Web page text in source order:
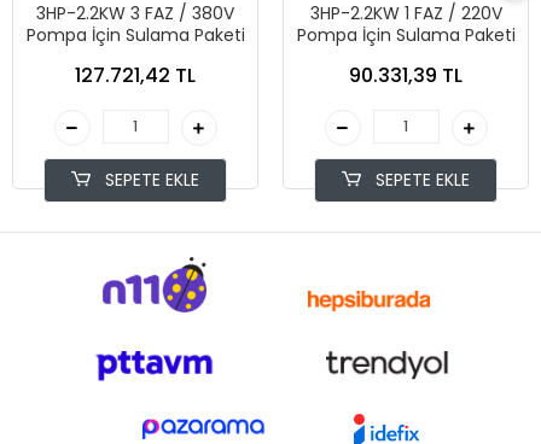
3HP-2.2KW 3 FAZ / 380V
Pompa İçin Sulama Paketi
127.721,42 TL
SEPETE EKLE
3HP-2.2KW 1 FAZ / 220V
Pompa İçin Sulama Paketi
90.331,39 TL
SEPETE EKLE